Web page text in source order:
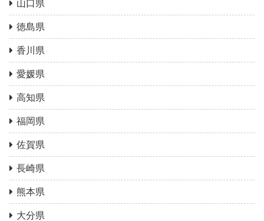
山口県
徳島県
香川県
愛媛県
高知県
福岡県
佐賀県
長崎県
熊本県
大分県